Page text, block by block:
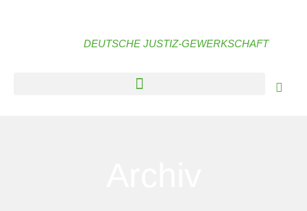
DEUTSCHE JUSTIZ-GEWERKSCHAFT